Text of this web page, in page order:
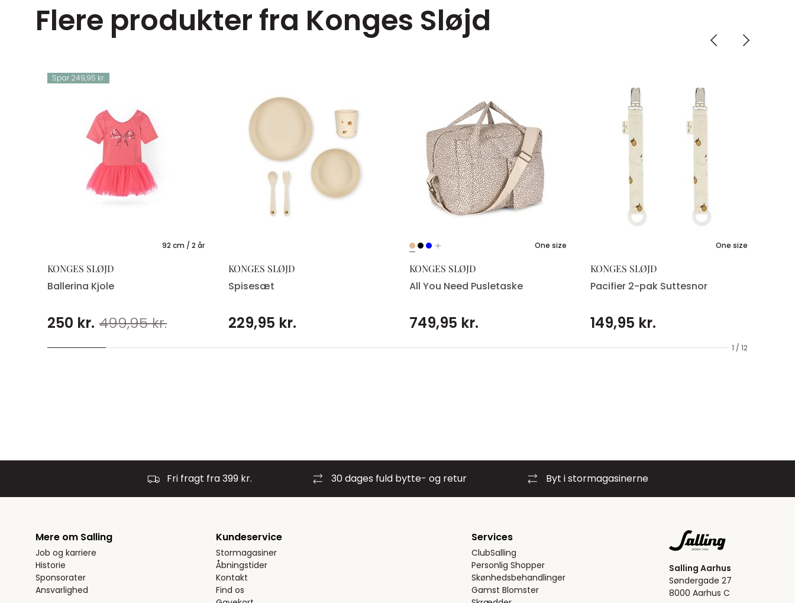
Flere produkter fra Konges Sløjd
1 / 12
Spar 249,95 kr.
92 cm / 2 år
KONGES SLØJD
Ballerina Kjole
250 kr. 499,95 kr.
KONGES SLØJD
Spisesæt
229,95 kr.
One size
KONGES SLØJD
All You Need Pusletaske
749,95 kr.
One size
KONGES SLØJD
Pacifier 2-pak Suttesnor
149,95 kr.
Fri fragt fra 399 kr. 30 dages fuld bytte- og retur Byt i stormagasinerne
Mere om Salling
Job og karriere
Historie
Sponsorater
Ansvarlighed
Kundeservice
Stormagasiner
Åbningstider
Kontakt
Find os
Services
ClubSalling
Personlig Shopper
Skønhedsbehandlinger
Gamst Blomster
Salling Aarhus
Søndergade 27
8000 Aarhus C